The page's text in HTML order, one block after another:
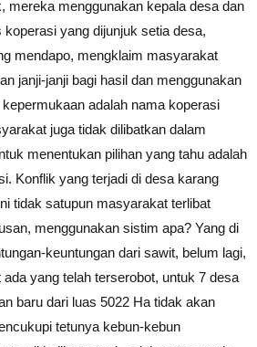
mereka menggunakan kepala desa dan
yang dijunjuk setia desa,
mendapo, mengklaim masyarakat
janji-janji bagi hasil dan menggunakan
adalah nama koperasi
juga tidak dilibatkan dalam
menentukan pilihan yang tahu adalah
Konflik yang terjadi di desa karang
tidak satupun masyarakat terlibat
menggunakan sistim apa? Yang di
keuntungan dari sawit, belum lagi,
yang telah terserobot, untuk 7 desa
baru dari luas 5022 Ha tidak akan
tetunya kebun-kebun